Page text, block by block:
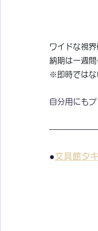
ワイドな視
納期は一週
※即時ではな
自分用にもプ
●文具館タ